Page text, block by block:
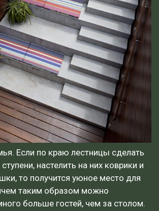
Если по краю лестницы сделать
настелить на них коврики и
то получится уюное место для
таким образом можно
больше гостей, чем за столом.